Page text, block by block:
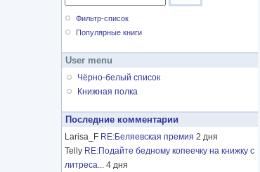
Фильтр-список
Популярные книги
User menu
Чёрно-белый список
Книжная полка
Последние комментарии
Larisa_F RE:Беляевская премия 2 дня
Telly RE:Подайте бедному копеечку на книжку с
литреса... 4 дня